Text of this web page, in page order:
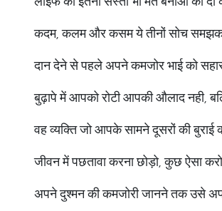
कदम, कलम और कसम ये तीनों सोच समझकर
दान देने से पहले अपने कमजोर भाई को
बुढ़ापे में आपको रोटी आपकी औलाद नही,
वह व्यक्ति जो आपके सामने दूसरों की बुराई
जीवन में पछतावा करना छोड़ो, कुछ ऐसा
अपने दुश्मन की कमजोरी जानने तक उसे